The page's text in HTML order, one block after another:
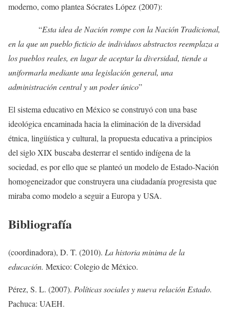
moderno, como plantea Sócrates López (2007):
“Esta idea de Nación rompe con la Nación Tradicional,
en la que un pueblo ficticio de individuos abstractos reemplaza a
los pueblos reales, en lugar de aceptar la diversidad, tiende a
uniformarla mediante una legislación general, una
administración central y un poder único”
El sistema educativo en México se construyó con una base
ideológica encaminada hacia la eliminación de la diversidad
étnica, lingüística y cultural, la propuesta educativa a principios
del siglo XIX buscaba desterrar el sentido indígena de la
sociedad, es por ello que se planteó un modelo de Estado-Nación
homogeneizador que construyera una ciudadanía progresista que
miraba como modelo a seguir a Europa y USA.
Bibliografía
(coordinadora), D. T. (2010). La historia minima de la
educación. Mexico: Colegio de México.
Pérez, S. L. (2007). Políticas sociales y nueva relación Estado.
Pachuca: UAEH.